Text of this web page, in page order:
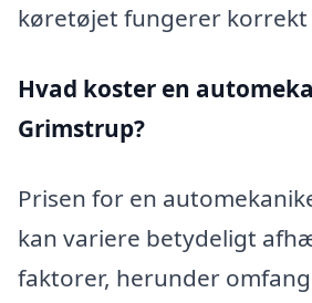
køretøjet fungerer korrekt
Hvad koster en
Grimstrup?
Prisen for en
kan variere betydeligt
faktorer, herunder